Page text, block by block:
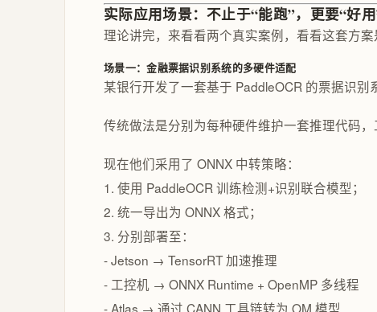
实际应用场景：不止于“能跑”，更要“好
理论讲完，来看看两个真实案例，看看这套方案
场景一：金融票据识别系统的多硬件适配
某银行开发了一套基于 PaddleOCR 的票据识
传统做法是分别为每种硬件维护一套推理代码，
现在他们采用了 ONNX 中转策略：
1. 使用 PaddleOCR 训练检测+识别联合模型；
2. 统一导出为 ONNX 格式；
3. 分别部署至：
- Jetson → TensorRT 加速推理
- 工控机 → ONNX Runtime + OpenMP 多线程
- Atlas → 通过 CANN 工具链转为 OM 模型